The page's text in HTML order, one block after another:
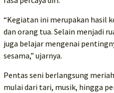
“Kegiatan ini merupakan hasil
dan orang tua. Selain menjadi
juga belajar mengenai
sesama,” ujarnya.
Pentas seni berlangsung
mulai dari tari, musik, hingga